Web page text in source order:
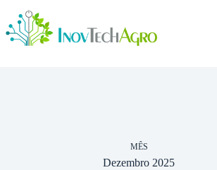
para
conteúdo
MÊS
Dezembro 2025